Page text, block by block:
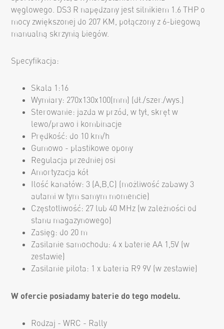
węglowego. DS3 R napędzany jest silnikiem 1.6 THP o
mocy zwiększonej do 207 KM, połączony z 6-biegową
manualną skrzynią biegów.
Specyfikacja:
Skala 1:16
Wymiary: 270x130x100(mm) (dł./szer./wys.)
Sterowanie: jazda w przód, w tył, skręt w
lewo/prawo i kombinacje
Prędkość: do 10 km/h
Gumowo - plastikowe opony
Regulacja przedniej osi
Amortyzacja kół
Ilość kanałów: 3 (A,B,C) (możliwość zabawy 3
autami w tym samym momencie)
Częstotliwość: 27 lub 40 MHz (w zależności od
stanu magazynowego)
Zasięg: do 20 m
Zasilanie samochodu: 4 x baterie AA 1,5V (w
zestawie)
Zasilanie pilota: 1 x bateria R9 9V (w zestawie)
W ofercie posiadamy baterie do tego modelu.
Rodzaj - WRC - Rally